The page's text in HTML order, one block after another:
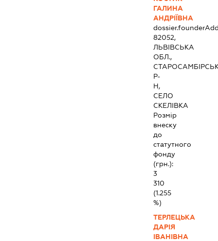
ГАЛИНА
АНДРІЇВНА
82052,
ЛЬВІВСЬКА
ОБЛ.,
Р-
Н,
СЕЛО
СКЕЛІВКА
Розмір
внеску
до
статутного
фонду
(грн.):
3
310
(1.255
%)
ТЕРЛЕЦЬКА
ДАРІЯ
ІВАНІВНА